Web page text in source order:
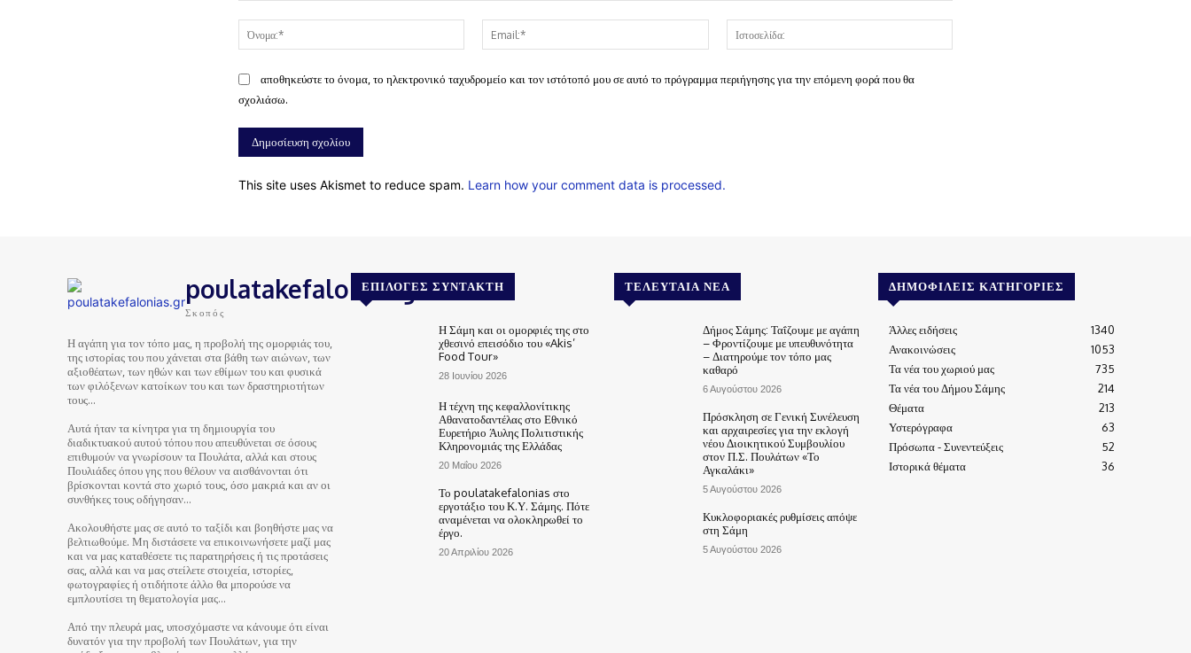
Όνομα:*
Email:*
αποθηκεύστε το όνομα, το ηλεκτρονικό ταχυδρομείο και τον ιστότοπό μου σε αυτό το πρόγραμμα περιήγησης για την επόμενη φορά που θα
σχολιάσω.
This site uses Akismet to reduce spam. Learn how your comment data is processed.
poulatakefalonias.gr
Σκοπός
Η αγάπη για τον τόπο μας, η προβολή της ομορφιάς του,
της ιστορίας του που χάνεται στα βάθη των αιώνων, των
αξιοθέατων, των ηθών και των εθίμων του και φυσικά
των φιλόξενων κατοίκων του και των δραστηριοτήτων
τους…
Αυτά ήταν τα κίνητρα για τη δημιουργία του
διαδικτυακού αυτού τόπου που απευθύνεται σε όσους
επιθυμούν να γνωρίσουν τα Πουλάτα, αλλά και στους
Πουλιάδες όπου γης που θέλουν να αισθάνονται ότι
βρίσκονται κοντά στο χωριό τους, όσο μακριά και αν οι
συνθήκες τους οδήγησαν…
Ακολουθήστε μας σε αυτό το ταξίδι και βοηθήστε μας να
βελτιωθούμε. Μη διστάσετε να επικοινωνήσετε μαζί μας
και να μας καταθέσετε τις παρατηρήσεις ή τις προτάσεις
σας, αλλά και να μας στείλετε στοιχεία, ιστορίες,
φωτογραφίες ή οτιδήποτε άλλο θα μπορούσε να
εμπλουτίσει τη θεματολογία μας…
Από την πλευρά μας, υποσχόμαστε να κάνουμε ότι είναι
δυνατόν για την προβολή των Πουλάτων, για την
ΕΠΙΛΟΓΈΣ ΣΥΝΤΆΚΤΗ
Η Σάμη και οι ομορφιές της στο
χθεσινό επεισόδιο του «Akis’
Food Tour»
28 Ιουνίου 2026
Η τέχνη της κεφαλλονίτικης
Αθανατοδαντέλας στο Εθνικό
Ευρετήριο Άυλης Πολιτιστικής
Κληρονομιάς της Ελλάδας
20 Μαΐου 2026
Το poulatakefalonias στο
εργοτάξιο του Κ.Υ. Σάμης. Πότε
αναμένεται να ολοκληρωθεί το
έργο.
20 Απριλίου 2026
ΤΕΛΕΥΤΑΊΑ ΝΈΑ
Δήμος Σάμης: Ταΐζουμε με αγάπη
– Φροντίζουμε με υπευθυνότητα
– Διατηρούμε τον τόπο μας
καθαρό
6 Αυγούστου 2026
Πρόσκληση σε Γενική Συνέλευση
και αρχαιρεσίες για την εκλογή
νέου Διοικητικού Συμβουλίου
στον Π.Σ. Πουλάτων «Το
Αγκαλάκι»
5 Αυγούστου 2026
Κυκλοφοριακές ρυθμίσεις απόψε
στη Σάμη
5 Αυγούστου 2026
ΔΗΜΟΦΙΛΕΊΣ ΚΑΤΗΓΟΡΊΕΣ
Άλλες ειδήσεις
1340
Ανακοινώσεις
1053
Τα νέα του χωριού μας
735
Τα νέα του Δήμου Σάμης
214
Θέματα
213
Υστερόγραφα
63
Πρόσωπα - Συνεντεύξεις
52
Ιστορικά θέματα
36